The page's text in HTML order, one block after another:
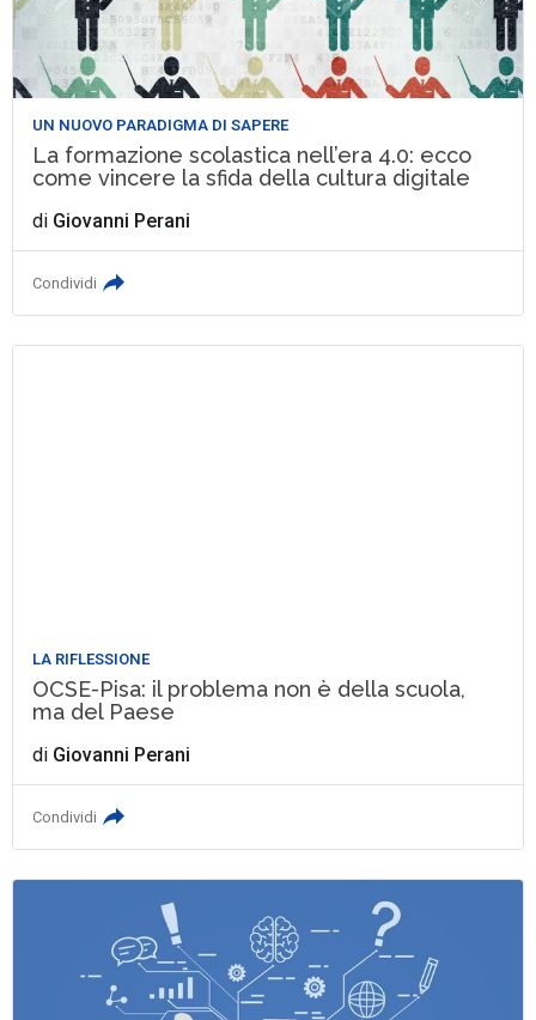
UN NUOVO PARADIGMA DI SAPERE
La formazione scolastica nell’era 4.0: ecco
come vincere la sfida della cultura digitale
di Giovanni Perani
Condividi
LA RIFLESSIONE
OCSE-Pisa: il problema non è della scuola,
ma del Paese
di Giovanni Perani
Condividi